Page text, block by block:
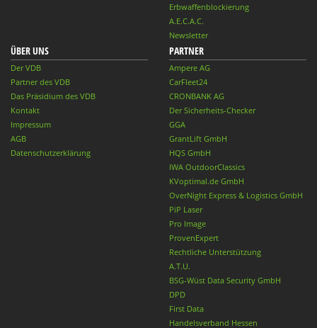
Erbwaffenblockierung
A.E.C.A.C.
Newsletter
ÜBER UNS
Der VDB
Partner des VDB
Das Präsidium des VDB
Kontakt
Impressum
AGB
Datenschutzerklärung
PARTNER
Ampere AG
CarFleet24
CRONBANK AG
Der Sicherheits-Checker
GGA
GrantLift GmbH
HQS GmbH
IWA OutdoorClassics
KVoptimal.de GmbH
OverNight Express & Logistics GmbH
PiP Laser
Pro Image
ProvenExpert
Rechtliche Unterstützung
A.T.U.
BSG-Wüst Data Security GmbH
DPD
First Data
Handelsverband Hessen